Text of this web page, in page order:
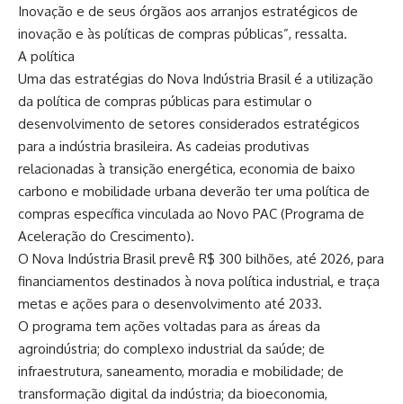
Inovação e de seus órgãos aos arranjos estratégicos de
inovação e às políticas de compras públicas”, ressalta.
A política
Uma das estratégias do Nova Indústria Brasil é a utilização
da política de compras públicas para estimular o
desenvolvimento de setores considerados estratégicos
para a indústria brasileira. As cadeias produtivas
relacionadas à transição energética, economia de baixo
carbono e mobilidade urbana deverão ter uma política de
compras específica vinculada ao Novo PAC (Programa de
Aceleração do Crescimento).
O Nova Indústria Brasil prevê R$ 300 bilhões, até 2026, para
financiamentos destinados à nova política industrial, e traça
metas e ações para o desenvolvimento até 2033.
O programa tem ações voltadas para as áreas da
agroindústria; do complexo industrial da saúde; de
infraestrutura, saneamento, moradia e mobilidade; de
transformação digital da indústria; da bioeconomia,